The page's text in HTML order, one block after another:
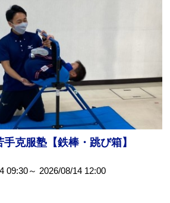
克服塾【鉄棒・跳び箱】
09:30～ 2026/08/14 12:00